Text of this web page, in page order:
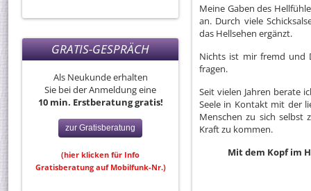
GRATIS-GESPRÄCH
Als Neukunde erhalten
Sie bei der Anmeldung eine
10 min. Erstberatung gratis!
zur Gratisberatung
(hier klicken für Info
Gratisberatung auf Mobilfunk-Nr.)
Meine Gaben des
an. Durch viele
das Hellsehen ergänzt.
Nichts ist mir fremd und
fragen.
Seit vielen Jahren berate
Seele in Kontakt mit der
Menschen zu sich
Kraft zu kommen.
Mit dem Kopf im